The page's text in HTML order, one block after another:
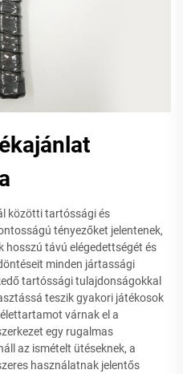
közötti tartóssági és
tényezőket jelentenek,
hosszú távú elégedettségét és
minden jártassági
tartóssági tulajdonságokkal
teszik gyakori játékosok
várnak el a
egy rugalmas
az ismételt ütéseknek, a
használatnak jelentős